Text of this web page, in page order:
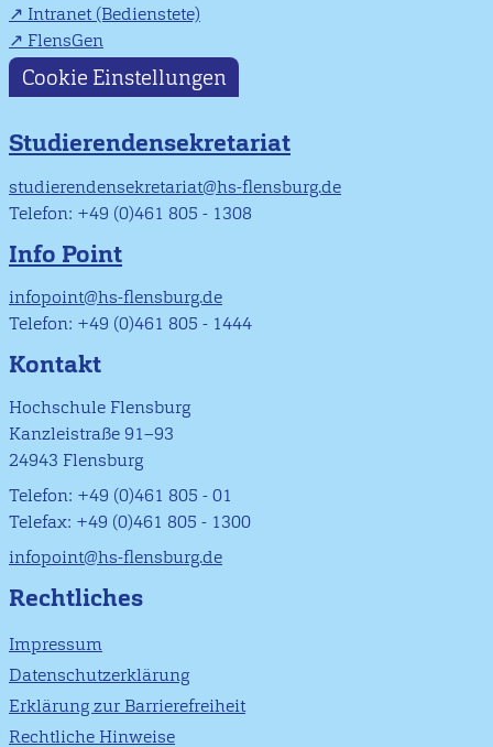
Intranet (Bedienstete)
FlensGen
Cookie Einstellungen
Studierendensekretariat
studierendensekretariat@hs-flensburg.de
Telefon: +49 (0)461 805 - 1308
Info Point
infopoint@hs-flensburg.de
Telefon: +49 (0)461 805 - 1444
Kontakt
Hochschule Flensburg
Kanzleistraße 91–93
24943 Flensburg
Telefon: +49 (0)461 805 - 01
Telefax: +49 (0)461 805 - 1300
infopoint@hs-flensburg.de
Rechtliches
Impressum
Datenschutzerklärung
Erklärung zur Barrierefreiheit
Rechtliche Hinweise